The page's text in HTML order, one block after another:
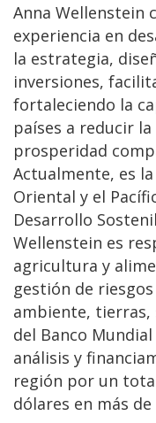
Anna Wellenstein
experiencia en
la estrategia,
inversiones,
fortaleciendo la
países a reducir
prosperidad
Actualmente, es
Oriental y el
Desarrollo
Wellenstein es
agricultura y
gestión de
ambiente, tierras,
del Banco
análisis y
región por un
dólares en más